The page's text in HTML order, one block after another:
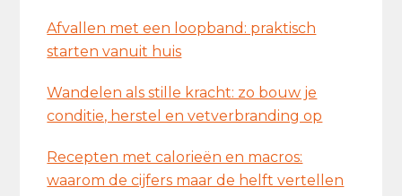
Afvallen met een loopband: praktisch
starten vanuit huis
Wandelen als stille kracht: zo bouw je
conditie, herstel en vetverbranding op
Recepten met calorieën en macros:
waarom de cijfers maar de helft vertellen